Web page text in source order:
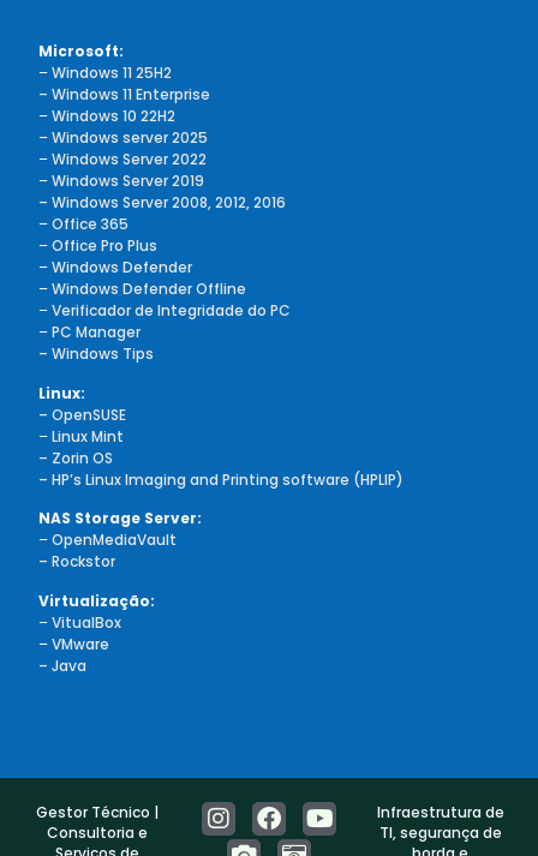
Microsoft:
–Windows 11 25H2
– Windows 11 Enterprise
–Windows 10 22H2
–Windows server 2025
–Windows Server 2022
–Windows Server 2019
– Windows Server 2008, 2012, 2016
–Office 365
–Office Pro Plus
–Windows Defender
–Windows Defender Offline
–Verificador de Integridade do PC
–PC Manager
– Windows Tips
Linux:
– OpenSUSE
–Linux Mint
– Zorin OS
– HP’s Linux Imaging and Printing software (HPLIP)
NAS Storage Server:
–OpenMediaVault
– Rockstor
Virtualização:
–VitualBox
–VMware
– Java
Gestor Técnico |
Consultoria e
Infraestrutura de
TI, segurança de